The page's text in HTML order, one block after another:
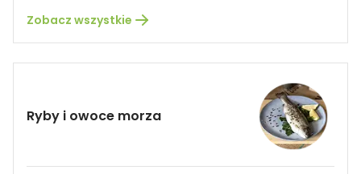
Zobacz wszystkie
Ryby i owoce morza